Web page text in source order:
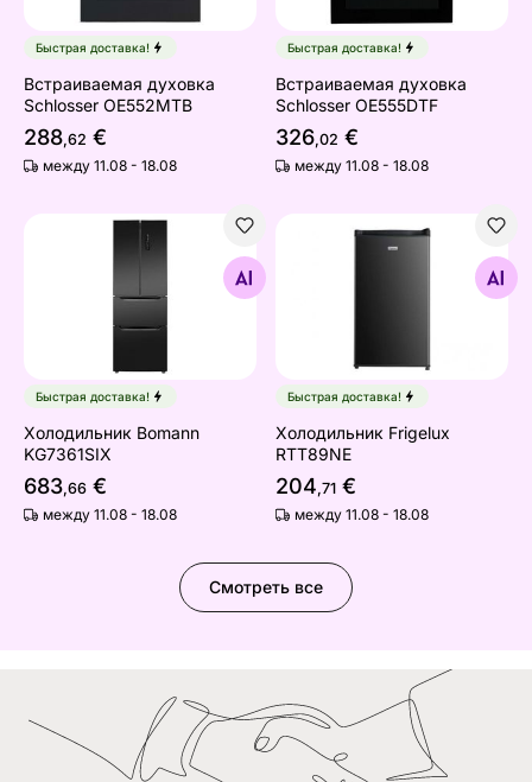
Быстрая доставка!
Встраиваемая духовка
Schlosser OE552MTB
288,62 €
между 11.08 - 18.08
Быстрая доставка!
Встраиваемая духовка
Schlosser OE555DTF
326,02 €
между 11.08 - 18.08
Холодильник Bomann KG7361SIX
Быстрая доставка!
Холодильник Bomann
KG7361SIX
683,66 €
между 11.08 - 18.08
Холодильник Frigelux
Быстрая доставка!
Холодильник Frigelux
RTT89NE
204,71 €
между 11.08 - 18.08
Смотреть все